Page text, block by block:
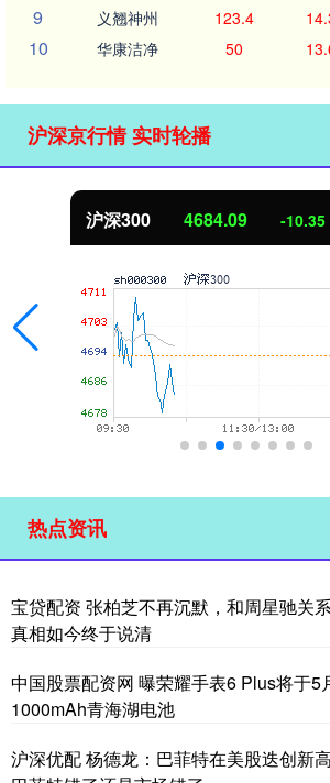
9 义翘神州 123.4
10 华康洁净 50
沪深京行情 实时轮播
北证50 1126.72 -7.53
热点资讯
宝贷配资 张柏芝不再沉默，和周星驰关
真相如今终于说清
中国股票配资网 曝荣耀手表6 Plus将于5
1000mAh青海湖电池
沪深优配 杨德龙：巴菲特在美股迭创新